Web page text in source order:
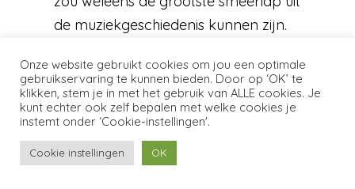
de muziekgeschiedenis kunnen zijn.
de destijds 15-jarige zangeres
Aaliyah. Een paar jaar later dook
een video op waarop hij seks heeft
met een 14-jarige. Hij werd
vrijgesproken, omdat het meisje en
Onze website gebruikt cookies om jou een optimale
gebruikservaring te kunnen bieden. Door op ‘OK’ te
klikken, stem je in met het gebruik van ALLE cookies. Je
kunt echter ook zelf bepalen met welke cookies je
instemt onder ‘Cookie-instellingen'.
Cookie instellingen OK